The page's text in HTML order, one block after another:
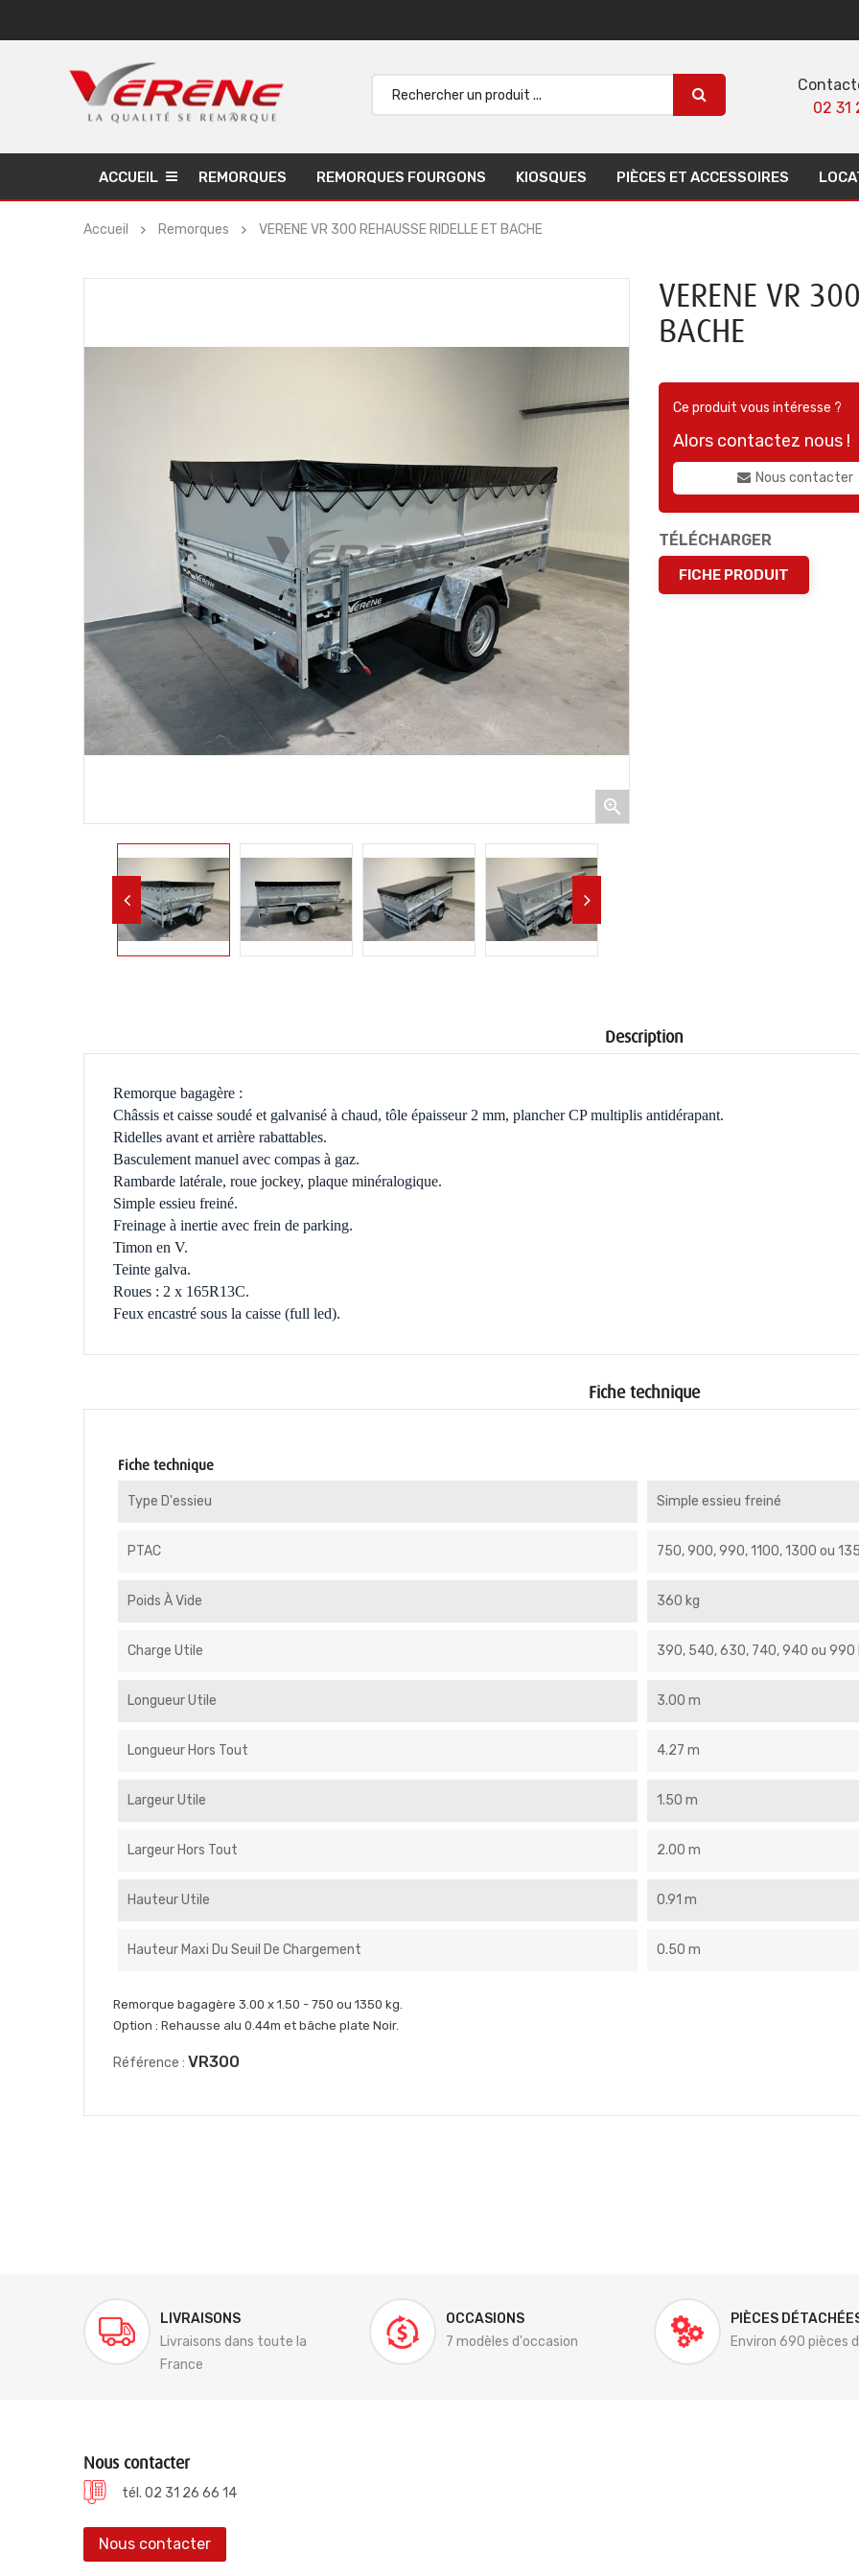
02 31
ACCUEIL REMORQUES REMORQUES FOURGONS KIOSQUES PIÈCES ET ACCESSOIRES
Accueil Remorques VERENE VR 300 REHAUSSE RIDELLE ET BACHE

VERENE VR
BACHE
Ce produit vous intéresse ?
Alors contactez nous !
Nous contacter
TÉLÉCHARGER
FICHE PRODUIT
Description
Remorque bagagère :
Châssis et caisse soudé et galvanisé à chaud, tôle épaisseur 2 mm, plancher CP multiplis antidérapant.
Ridelles avant et arrière rabattables.
Basculement manuel avec compas à gaz.
Rambarde latérale, roue jockey, plaque minéralogique.
Simple essieu freiné.
Freinage à inertie avec frein de parking.
Timon en V.
Teinte galva.
Roues : 2 x 165R13C.
Feux encastré sous la caisse (full led).
Fiche technique
Fiche technique
Type D'essieu Simple essieu freiné
PTAC 750, 900, 990, 1100, 1300 ou
Poids À Vide 360 kg
Charge Utile 390, 540, 630, 740, 940 ou 990
Longueur Utile 3.00 m
Longueur Hors Tout 4.27 m
Largeur Utile 1.50 m
Largeur Hors Tout 2.00 m
Hauteur Utile 0.91 m
Hauteur Maxi Du Seuil De Chargement 0.50 m
Remorque bagagère 3.00 x 1.50 - 750 ou 1350 kg.
Option : Rehausse alu 0.44m et bâche plate Noir.
Référence : VR300
LIVRAISONS
Livraisons dans toute la
France
OCCASIONS
7 modèles d'occasion
PIÈCES
Environ 690 pièces
Nous contacter
tél. 02 31 26 66 14
Nous contacter